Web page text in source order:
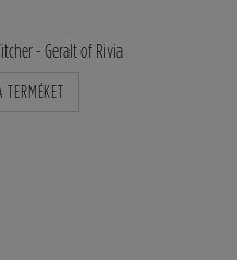
- Geralt of Rivia
TERMÉKET